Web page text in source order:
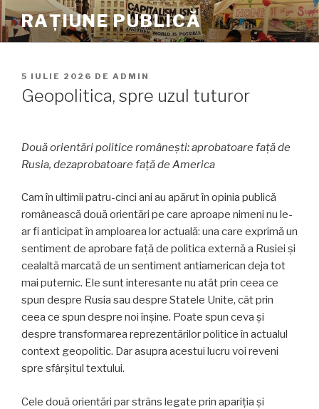
Sari
la
conținut
RAȚIUNE PUBLICĂ
PUBLICAT
PE
5 IULIE 2026 DE ADMIN
Geopolitica, spre uzul tuturor
Două orientări politice românești: aprobatoare față de
Rusia, dezaprobatoare față de America
Cam în ultimii patru-cinci ani au apărut în opinia publică
românească două orientări pe care aproape nimeni nu le-
ar fi anticipat în amploarea lor actuală: una care exprimă un
sentiment de aprobare față de politica externă a Rusiei și
cealaltă marcată de un sentiment antiamerican deja tot
mai puternic. Ele sunt interesante nu atât prin ceea ce
spun despre Rusia sau despre Statele Unite, cât prin
ceea ce spun despre noi înșine. Poate spun ceva și
despre transformarea reprezentărilor politice în actualul
context geopolitic. Dar asupra acestui lucru voi reveni
spre sfârșitul textului.
Cele două orientări par strâns legate prin apariția și